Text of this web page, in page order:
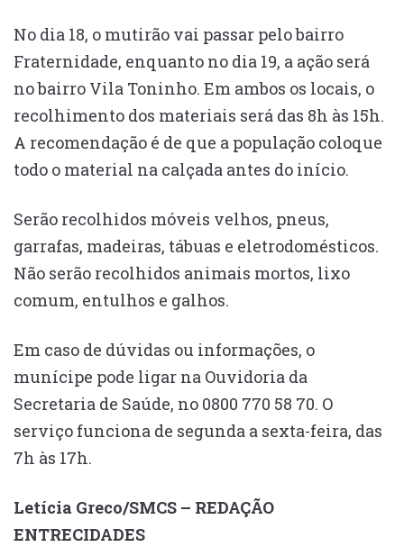
No dia 18, o mutirão vai passar pelo bairro
Fraternidade, enquanto no dia 19, a ação será
no bairro Vila Toninho. Em ambos os locais, o
recolhimento dos materiais será das 8h às 15h.
A recomendação é de que a população coloque
todo o material na calçada antes do início.
Serão recolhidos móveis velhos, pneus,
garrafas, madeiras, tábuas e eletrodomésticos.
Não serão recolhidos animais mortos, lixo
comum, entulhos e galhos.
Em caso de dúvidas ou informações, o
munícipe pode ligar na Ouvidoria da
Secretaria de Saúde, no 0800 770 58 70. O
serviço funciona de segunda a sexta-feira, das
7h às 17h.
Letícia Greco/SMCS – REDAÇÃO
ENTRECIDADES